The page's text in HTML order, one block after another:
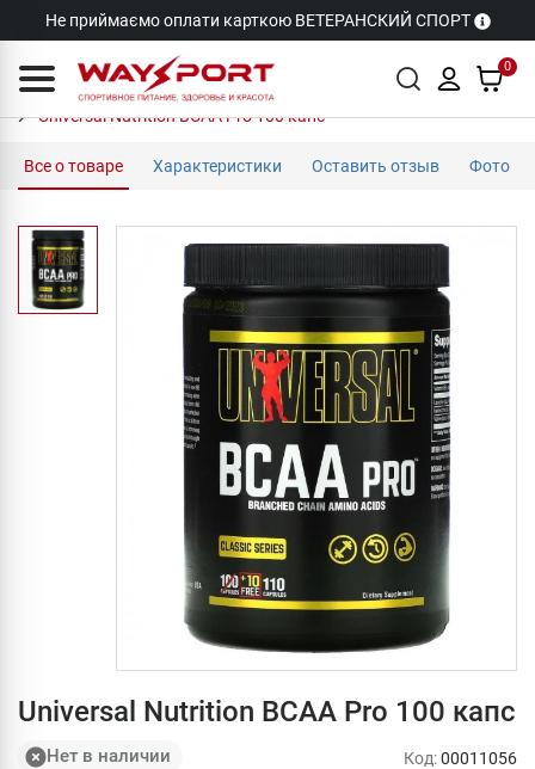
Не приймаємо оплати карткою ВЕТЕРАНСКИЙ СПОРТ
0
Universal Nutrition BCAA Pro 100 капс
Все о товаре Характеристики Оставить отзыв Фото
Universal Nutrition BCAA Pro 100 капс
Нет в наличии
Код:00011056